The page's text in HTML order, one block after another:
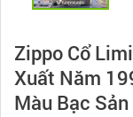
Zippo Cổ
Xuất Năm
Màu Bạc